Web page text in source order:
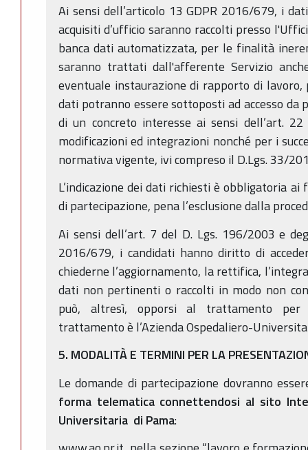
Ai sensi dell’articolo 13 GDPR 2016/679, i
acquisiti d’ufficio saranno raccolti presso
banca dati automatizzata, per le finalità
saranno trattati dall'afferente Servizio
eventuale instaurazione di rapporto di
dati potranno essere sottoposti ad accesso
di un concreto interesse ai sensi dell’art.
modificazioni ed integrazioni nonché per i
normativa vigente, ivi compreso il D.Lgs. 33/
L’indicazione dei dati richiesti è obbligatoria
di partecipazione, pena l’esclusione dalla
Ai sensi dell’art. 7 del D. Lgs. 196/2003 e
2016/679, i candidati hanno diritto di
chiederne l’aggiornamento, la rettifica,
dati non pertinenti o raccolti in modo non
può, altresì, opporsi al trattamento
trattamento è l’Azienda Ospedaliero-
5. MODALITÀ E TERMINI PER LA
Le domande di partecipazione dovranno
forma telematica connettendosi al sito
Universitaria di Pama: